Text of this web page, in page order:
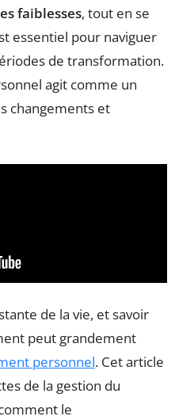
faiblesses, tout en se
essentiel pour naviguer
de transformation.
agit comme un
changements et
de la vie, et savoir
peut grandement
personnel. Cet article
de la gestion du
le